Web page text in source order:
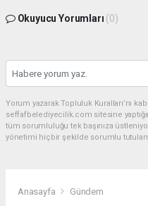
Okuyucu Yorumları (0)
Yorum yazarak Topluluk Kuralları’nı
seffafbelediyecilik.com sitesine
tüm sorumluluğu tek başınıza
yönetimi hiçbir şekilde sorumlu
Anasayfa Gündem